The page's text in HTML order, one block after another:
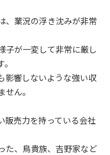
、業況の浮き沈みが非常
子が一変して非常に厳し
影響しないような強い収
ん。
販売力を持っている会社
た、鳥貴族、吉野家など